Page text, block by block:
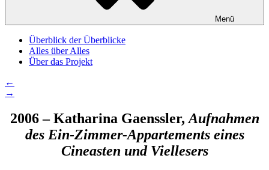
Menü
Überblick der Überblicke
Alles über Alles
Über das Projekt
←
→
2006 – Katharina Gaenssler, Aufnahmen
des Ein-Zimmer-Appartements eines
Cineasten und Viellesers